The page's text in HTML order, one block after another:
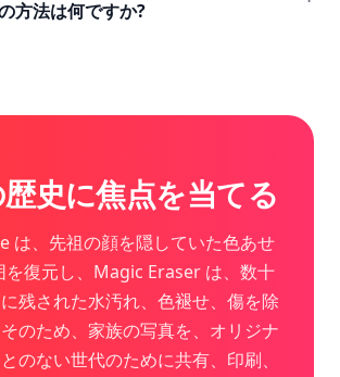
方法は何ですか?
史に焦点を当てる
は、先祖の顔を隠していた色あせ
を復元し、Magic Eraser は、数十
残された水汚れ、色褪せ、傷を除
のため、家族の写真を、オリジナ
のない世代のために共有、印刷、